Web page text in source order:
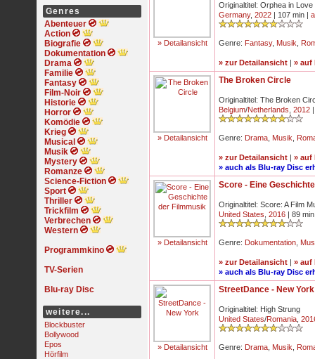
Genres
Abenteuer
Action
Biografie
Dokumentation
Drama
Familie
Fantasy
Film-Noir
Historie
Horror
Komödie
Krieg
Musical
Musik
Mystery
Romanze
Science-Fiction
Sport
Thriller
Trickfilm
Verbrechen
Western
Programmkino
TV-Serien
Blu-ray Disc
weitere...
Blockbuster
Bollywood
Epos
Hörfilm
» Detailansicht
Originaltitel: Orphea in Love
Germany, 2022 | 107 min |
Genre: Fantasy, Musik
» zur Detailansicht | » auf
» Detailansicht
The Broken Circle
Originaltitel: The Broken
Belgium/Netherlands 2012
Genre: Drama Musik
» zur Detailansicht | » auf
» auch als Blu-ray Disc
» Detailansicht
Score - Eine
Originaltitel: Score: A Film
United States 2016 | 89
Genre: Dokumentation
» zur Detailansicht | » auf
» auch als Blu-ray Disc
» Detailansicht
StreetDance - New York
Originaltitel: High Strung
United States/Romania
Genre: Drama Musik